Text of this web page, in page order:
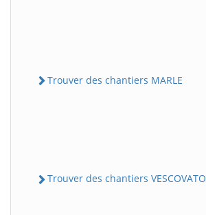
Trouver des chantiers MARLE
Trouver des chantiers VESCOVATO